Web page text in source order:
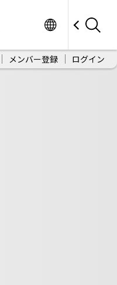
メンバー登録 ログイン